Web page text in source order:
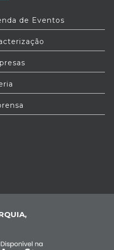
de Eventos